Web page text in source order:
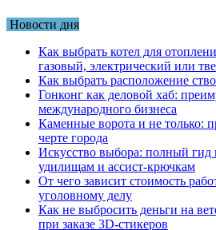
Новости дня
Как выбрать котел для
газовый, электрический или
Как выбрать расположение
Гонконг как деловой хаб:
международного бизнеса
Каменные ворота и не только:
черте города
Искусство выбора: полный
удилищам и ассист-крючкам
От чего зависит стоимость
уголовному делу
Как не выбросить деньги на
при заказе 3D-стикеров